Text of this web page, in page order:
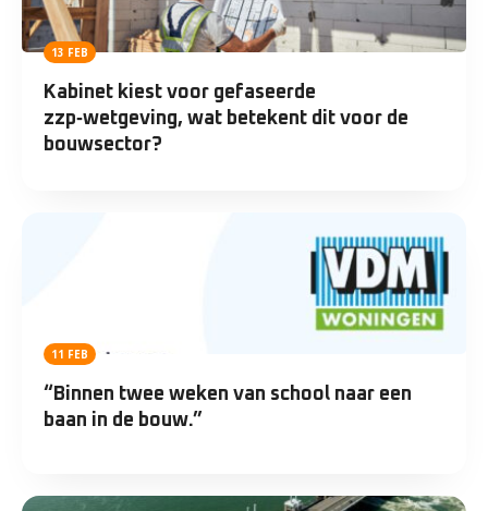
13 FEB
Kabinet kiest voor gefaseerde
zzp‑wetgeving, wat betekent dit voor de
bouwsector?
11 FEB
“Binnen twee weken van school naar een
baan in de bouw.”